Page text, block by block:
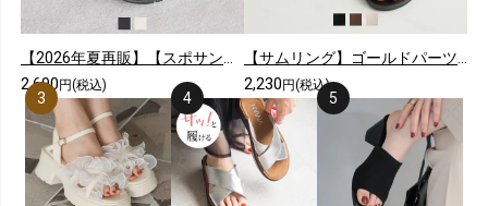
2,690円(税込) 2,230円(税込)